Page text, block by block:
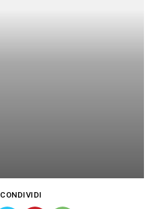
CONDIVIDI